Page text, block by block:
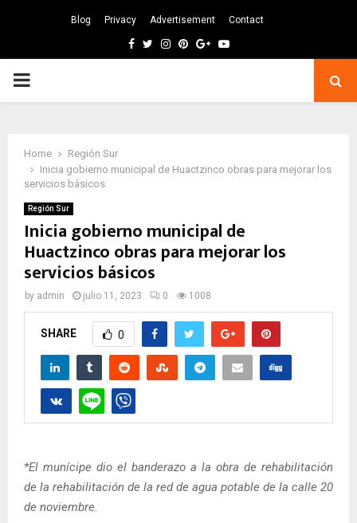
Blog Privacy Advertisement Contact
Facebook
TwitterInstagram
Pinterest
GoogleYoutube
PRIMARY
Home
Región Sur
Inicia gobierno municipal de Huactzinco obras para mejorar los
servicios básicos
Región Sur
Inicia gobierno municipal de
Huactzinco obras para mejorar los
servicios básicos
by admin julio 11, 2023 0 1008
SHARE 0
*El munícipe dio el banderazo a la obra de rehabilitación
de la rehabilitación de la red de agua potable de la calle 20
de noviembre